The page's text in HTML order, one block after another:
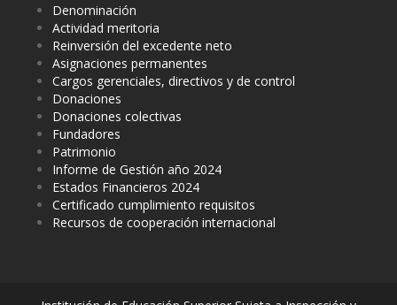
Denominación
Actividad meritoria
Reinversión del excedente neto
Asignaciones permanentes
Cargos gerenciales, directivos y de control
Donaciones
Donaciones colectivas
Fundadores
Patrimonio
Informe de Gestión año 2024
Estados Financieros 2024
Certificado cumplimiento requisitos
Recursos de cooperación internacional